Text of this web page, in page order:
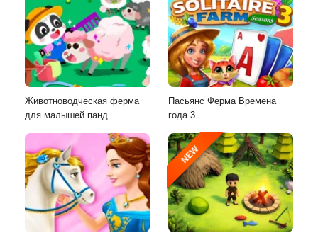
Животноводческая ферма
для малышей панд
Пасьянс Ферма Времена
года 3
NEW